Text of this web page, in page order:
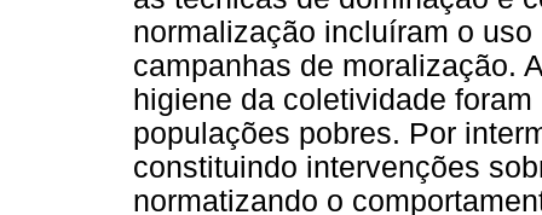
normalização incluíram o
campanhas de moralização.
higiene da coletividade
populações pobres. Por
constituindo intervenções
normatizando o